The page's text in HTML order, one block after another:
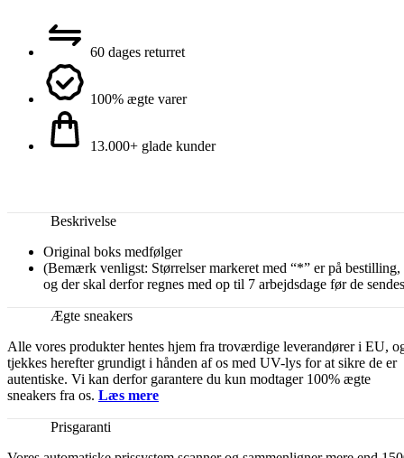
60 dages returret
100% ægte varer
13.000+ glade kunder
Beskrivelse
Original boks medfølger
(Bemærk venligst: Størrelser markeret med “*” er på bestilling,
og der skal derfor regnes med op til 7 arbejdsdage før de
Ægte sneakers
Alle vores produkter hentes hjem fra troværdige leverandører i EU,
tjekkes herefter grundigt i hånden af os med UV-lys for at sikre de er
autentiske. Vi kan derfor garantere du kun modtager 100% ægte
sneakers fra os. Læs mere
Prisgaranti